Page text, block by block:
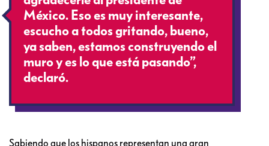
México. Eso es muy interesante,
escucho a todos gritando, bueno,
ya saben, estamos construyendo el
muro y es lo que está pasando”,
declaró.
Sabiendo que los hispanos representan una gran